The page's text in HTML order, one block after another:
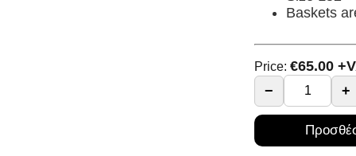
Baskets
Price: €65.00
−
+